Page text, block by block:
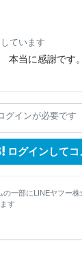
ています
本当に感謝です。
グインが必要です
ログインしてコ
一部にLINEヤフー
す